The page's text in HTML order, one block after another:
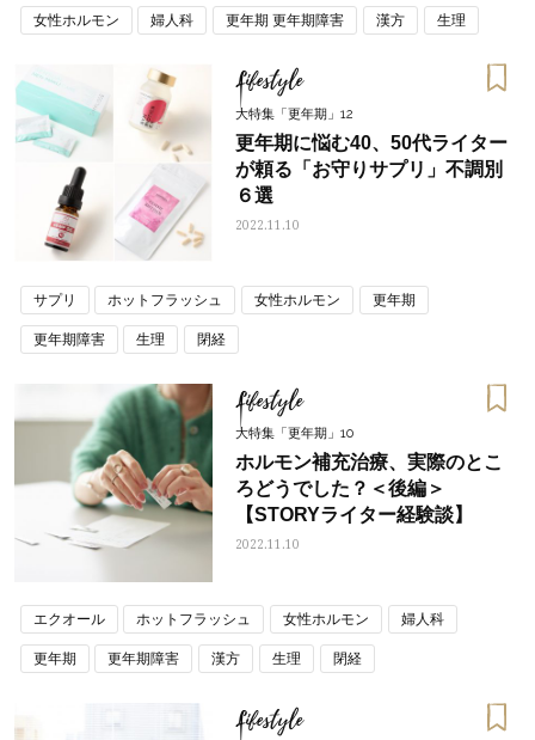
女性ホルモン 婦人科 更年期 更年期障害 漢方 生理
Lifestyle
大特集「更年期」12
更年期に悩む40、50代ライター
が頼る「お守りサプリ」不調別
６選
2022.11.10
サプリ ホットフラッシュ 女性ホルモン 更年期
更年期障害 生理 閉経
Lifestyle
大特集「更年期」10
ホルモン補充治療、実際のとこ
ろどうでした？＜後編＞
【STORYライター経験談】
2022.11.10
エクオール ホットフラッシュ 女性ホルモン 婦人科
更年期 更年期障害 漢方 生理 閉経
Lifestyle